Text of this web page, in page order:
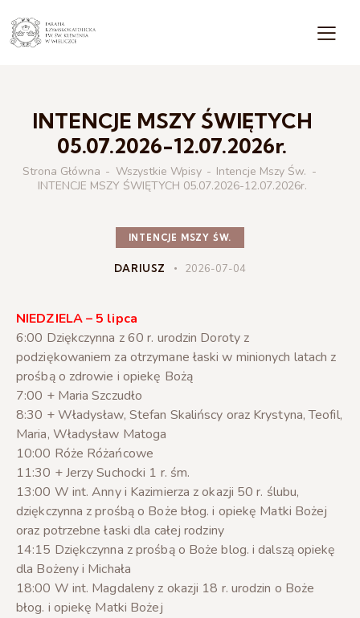
INTENCJE MSZY ŚWIĘTYCH
05.07.2026-12.07.2026r.
Strona Główna Wszystkie Wpisy
Intencje Mszy Św.
INTENCJE MSZY ŚWIĘTYCH 05.07.2026-12.07.2026r.
INTENCJE MSZY ŚW.
DARIUSZ 2026-07-04
NIEDZIELA – 5 lipca
6:00 Dziękczynna z 60 r. urodzin Doroty z
podziękowaniem za otrzymane łaski w minionych latach z
prośbą o zdrowie i opiekę Bożą
7:00 + Maria Szczudło
8:30 + Władysław, Stefan Skalińscy oraz Krystyna, Teofil,
Maria, Władysław Matoga
10:00 Róże Różańcowe
11:30 + Jerzy Suchocki 1 r. śm.
13:00 W int. Anny i Kazimierza z okazji 50 r. ślubu,
dziękczynna z prośbą o Boże błog. i opiekę Matki Bożej
oraz potrzebne łaski dla całej rodziny
14:15 Dziękczynna z prośbą o Boże blog. i dalszą opiekę
dla Bożeny i Michała
18:00 W int. Magdaleny z okazji 18 r. urodzin o Boże
błog. i opiekę Matki Bożej